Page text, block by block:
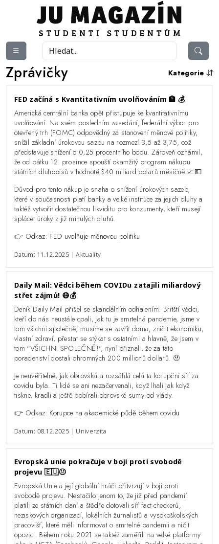
Zprávičky Kategorie
FED začíná s Kvantitativním uvolňováním 🏦 💰️
Americká centrální banka opět přistupuje ke kvantitativnímu
uvolňování. Na svém posledním zasedání, federální výbor pro
otevřený trh (FOMC) odpovědný za stanovení měnové politiky,
snížil základní úrokovou sazbu na rozmezí 3,5 až 3,75, což
představuje snížení o 0,25 procentního bodu. Zároveň oznámil,
že od pátku 12. prosince spouští okamžitý program nákupu
státních dluhopisů v hodnotě $40 miliard dolarů měsíčně.📈💵
Důvod pro tento nákup je snaha o snížení úrokových sazeb,
které v současnosti platí banky a velké instituce za jejich dluhy a
taktéž vytvořit dostatečnou likviditu pro konzumenty, kteří musejí
splácet úroky z již minulých dluhů.
👉 Odkaz: FED uvolňuje měnovou politiku
Datum: 11.12.2025 | Aktuality
Daily Mail: Vědci během COVIDu zatajili miliardový
střet zájmů! 😷💰️
Deník Daily Mail přišel se skandálním odhalením. Britští vědci,
kteří do nás neustále cpali, jak tu je smrtelná pandemie, jsme v
tom všichni společně, musíme se zavřít doma, zničit ekonomiku,
vlastní zdraví, přestat se stýkat s ostatními a hlavně, že jsem v
tom "VŠICHNI SPOLEČNĚ!", nyní přiznali, že za tato
poradenství dostali ohromných 200 millionů dollarů. 🤨
Je neuvěřitelné, jak obrovská a rozsáhlá celá ta korupční síť za
covidu byla. Ti lidé se ani nezačervenali, když lhali jak když
tiskne, kradli a ještě pobírali obrovské sumy od vlády.
👉 Odkaz: Korupce na akademické půdě během covidu
Datum: 08.12.2025 | Univerzita
Evropská unie pokračuje v boji proti svobodě
projevu 🇪🇺😐️
Evropská Unie a její globální hráči přitvrzují v boji proti
svobodě projevu. Nestačilo jenom to, že již před pandemií
platili ze státních daní a štědře dotovali síť fact-checkerů,
neziskových organizací, lokálních žurnalistů a vysokoškolských
pracovišť, které měli informovat o smrtelné pandemii a ničit
opozici. Během roku 2021 se taktéž zaměřili na velké platformy